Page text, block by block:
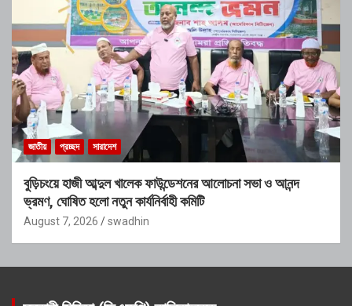
জাতীয় প্রচ্ছদ সারাদেশ
বুড়িচংয়ে হাজী আব্দুল খালেক ফাউন্ডেশনের আলোচনা সভা ও আনন্দ
ভ্রমণ, ঘোষিত হলো নতুন কার্যনির্বাহী কমিটি
August 7, 2026 swadhin